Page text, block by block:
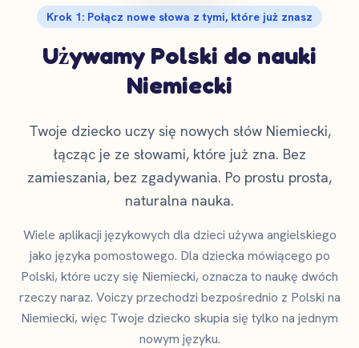
Krok 1: Połącz nowe słowa z tymi, które już znasz
Używamy Polski do nauki
Niemiecki
Twoje dziecko uczy się nowych słów Niemiecki,
łącząc je ze słowami, które już zna. Bez
zamieszania, bez zgadywania. Po prostu prosta,
naturalna nauka.
Wiele aplikacji językowych dla dzieci używa angielskiego
jako języka pomostowego. Dla dziecka mówiącego po
Polski, które uczy się Niemiecki, oznacza to naukę dwóch
rzeczy naraz. Voiczy przechodzi bezpośrednio z Polski na
Niemiecki, więc Twoje dziecko skupia się tylko na jednym
nowym języku.